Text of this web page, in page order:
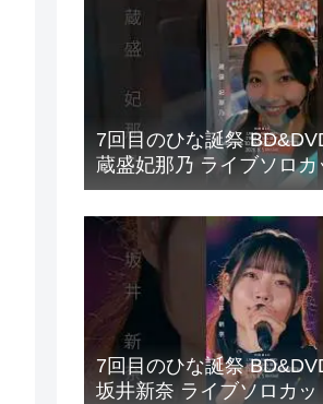
7回目のひな誕祭
蔵盛妃那乃 ライブソロカ
#日向坂46
7回目のひな誕祭
坂井新奈 ライブソロカ